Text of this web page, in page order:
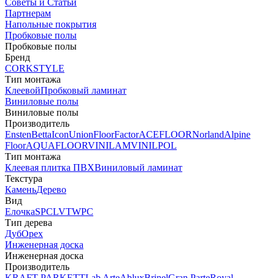
Советы и Статьи
Партнерам
Напольные покрытия
Пробковые полы
Пробковые полы
Бренд
CORKSTYLE
Тип монтажа
КлеевойПробковый ламинат
Виниловые полы
Виниловые полы
Производитель
EnstenBettaIconUnionFloorFactorACEFLOORNorlandAlpine
FloorAQUAFLOORVINILAMVINILPOL
Тип монтажа
Клеевая плитка ПВХВиниловый ламинат
Текстура
КаменьДерево
Вид
ЕлочкаSPCLVTWPC
Тип дерева
ДубОрех
Инженерная доска
Инженерная доска
Производитель